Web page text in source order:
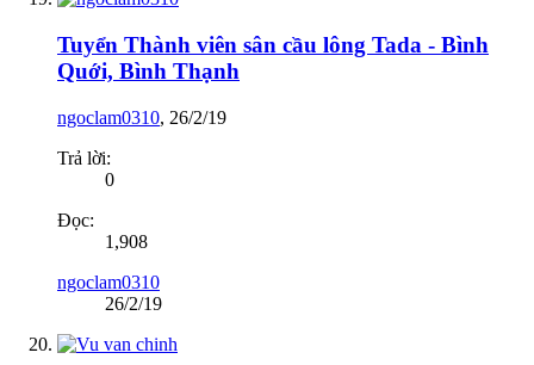
Tuyển Thành viên sân cầu lông Tada - Bình
Quới, Bình Thạnh
ngoclam0310, 26/2/19
Trả lời:
0
Đọc:
1,908
ngoclam0310
26/2/19